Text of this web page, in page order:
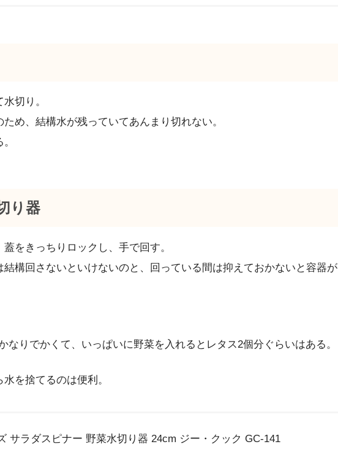
切り。
め、結構水が残っていてあんまり切れない。
り器
をきっちりロックし、手で回す。
結構回さないといけないのと、回っている間は抑えておかないと容器が
なりでかくて、いっぱいに野菜を入れるとレタス2個分ぐらいはある。
を捨てるのは便利。
サラダスピナー 野菜水切り器 24cm ジー・クック GC-141